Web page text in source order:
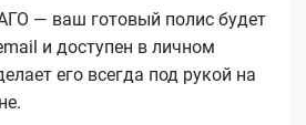
— ваш готовый полис будет
и доступен в личном
его всегда под рукой на